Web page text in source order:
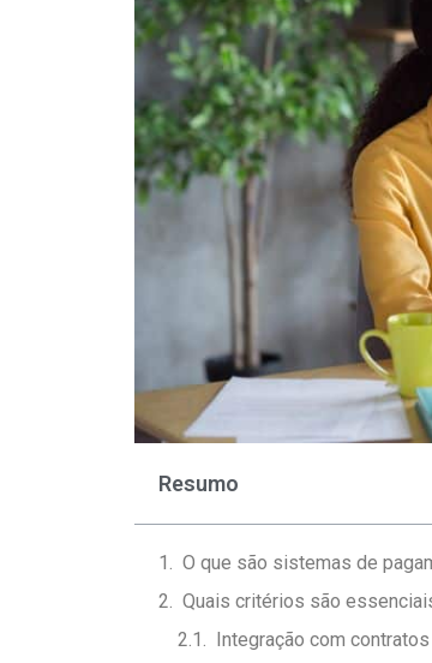
Resumo
O que são sistemas de
Quais critérios são
Integração com